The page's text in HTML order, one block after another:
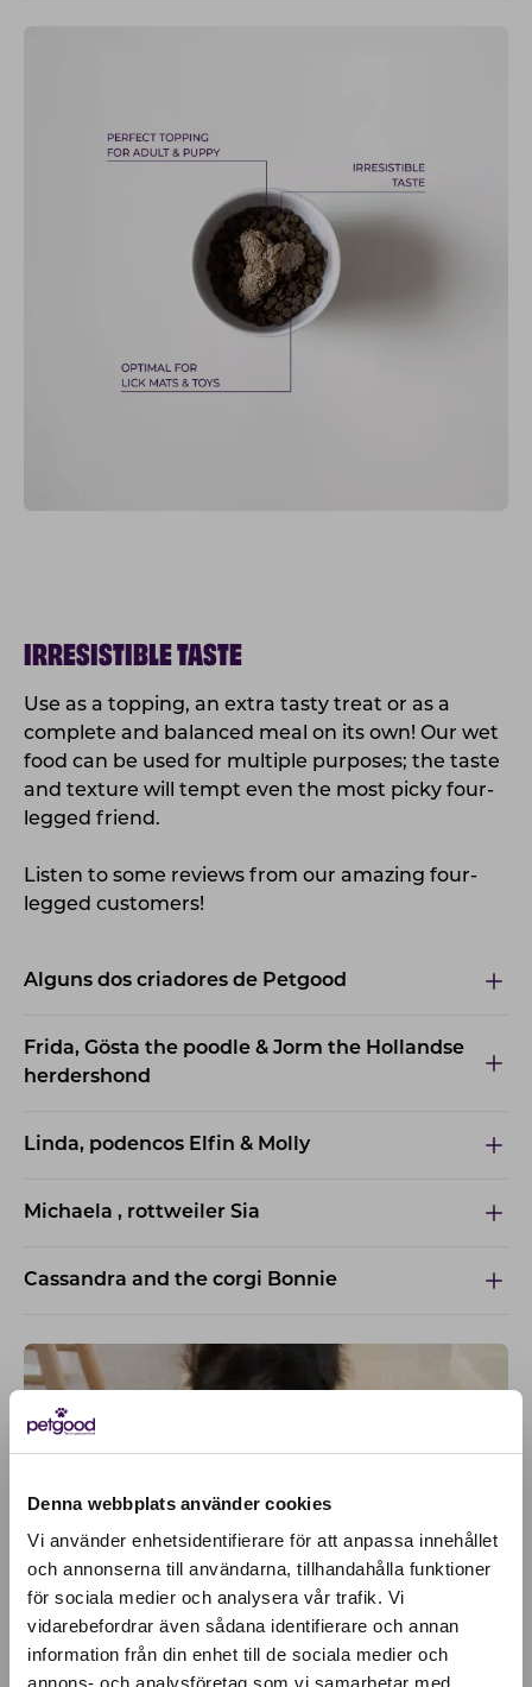
Denna webbplats använder cookies
Vi använder enhetsidentifierare för att anpassa innehållet
och annonserna till användarna, tillhandahålla funktioner
för sociala medier och analysera vår trafik. Vi
vidarebefordrar även sådana identifierare och annan
information från din enhet till de sociala medier och
annons- och analysföretag som vi samarbetar med.
Active location:
Portugal
Currency: EUR
IRRESISTIBLE TASTE
Use as a topping, an extra tasty treat or as a
complete and balanced meal on its own! Our wet
food can be used for multiple purposes; the taste
and texture will tempt even the most picky four-
legged friend.
Listen to some reviews from our amazing four-
legged customers!
Alguns dos criadores de Petgood
Frida, Gösta the poodle & Jorm the Hollandse
herdershond
Linda, podencos Elfin & Molly
Michaela , rottweiler Sia
Cassandra and the corgi Bonnie